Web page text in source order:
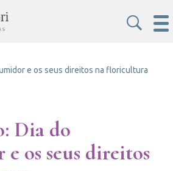
e os seus direitos na floricultura
Dia do
os seus direitos